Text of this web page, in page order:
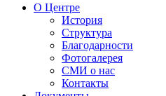
О Центре
История
Структура
Благодарности
Фотогалерея
СМИ о нас
Контакты